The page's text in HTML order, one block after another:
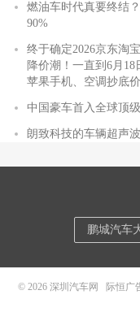
燃油车时代真要终结
90%
终于确定2026京东淘
降价潮！一直到6月18
苹果手机、空调抄底
中国豪车首入全球顶
朗致科技的车辆超声
鹏城汽车
© 2026 深圳汽车网 际恒广